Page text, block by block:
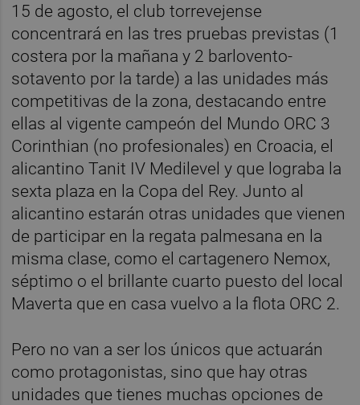
15 de agosto, el club torrevejense
concentrará en las tres pruebas previstas (1
costera por la mañana y 2 barlovento-
sotavento por la tarde) a las unidades más
competitivas de la zona, destacando entre
ellas al vigente campeón del Mundo ORC 3
Corinthian (no profesionales) en Croacia, el
alicantino Tanit IV Medilevel y que lograba la
sexta plaza en la Copa del Rey. Junto al
alicantino estarán otras unidades que vienen
de participar en la regata palmesana en la
misma clase, como el cartagenero Nemox,
séptimo o el brillante cuarto puesto del local
Maverta que en casa vuelvo a la flota ORC 2.
Pero no van a ser los únicos que actuarán
como protagonistas, sino que hay otras
unidades que tienes muchas opciones de